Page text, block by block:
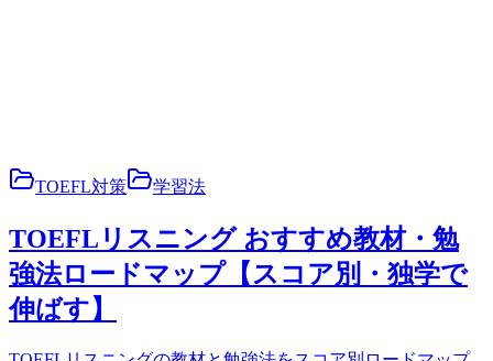
TOEFL対策 学習法
TOEFLリスニング おすすめ教材・勉
強法ロードマップ【スコア別・独学で
伸ばす】